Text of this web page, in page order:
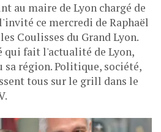
au maire de Lyon chargé de
ce mercredi de Raphaël
Coulisses du Grand Lyon.
qui fait l'actualité de Lyon,
région. Politique, société,
tous sur le grill dans le